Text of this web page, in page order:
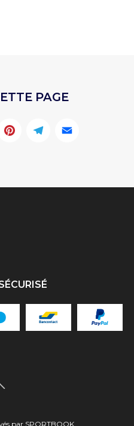
PAGE
WhatsApp
Pinterest
Telegram
par SPORTBOOK